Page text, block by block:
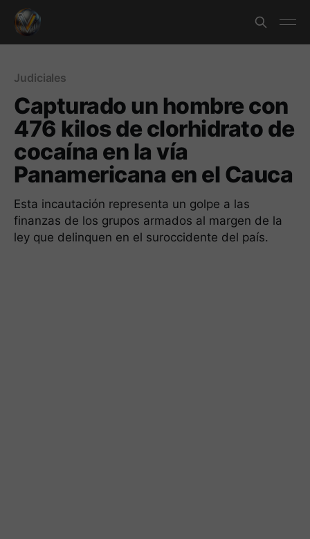
Judiciales
Capturado un hombre con
476 kilos de clorhidrato de
cocaína en la vía
Panamericana en el Cauca
Esta incautación representa un golpe a las
finanzas de los grupos armados al margen de la
ley que delinquen en el suroccidente del país.